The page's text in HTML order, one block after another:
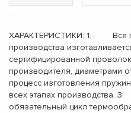
ХАРАКТЕРИСТИКИ: 1. Вся
производства
сертифицированной
производителя,
процесс изготовления
всех этапах
обязательный цикл